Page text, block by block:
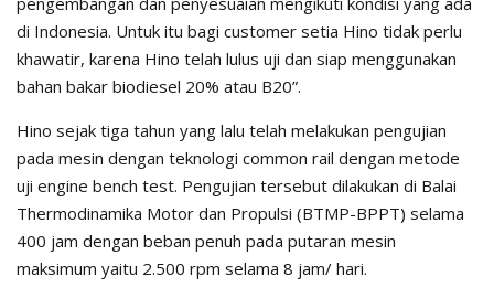
di Indonesia. Untuk itu bagi customer setia Hino tidak perlu
khawatir, karena Hino telah lulus uji dan siap menggunakan
bahan bakar biodiesel 20% atau B20”.
Hino sejak tiga tahun yang lalu telah melakukan pengujian
pada mesin dengan teknologi common rail dengan metode
uji engine bench test. Pengujian tersebut dilakukan di Balai
Thermodinamika Motor dan Propulsi (BTMP-BPPT) selama
400 jam dengan beban penuh pada putaran mesin
maksimum yaitu 2.500 rpm selama 8 jam/ hari.